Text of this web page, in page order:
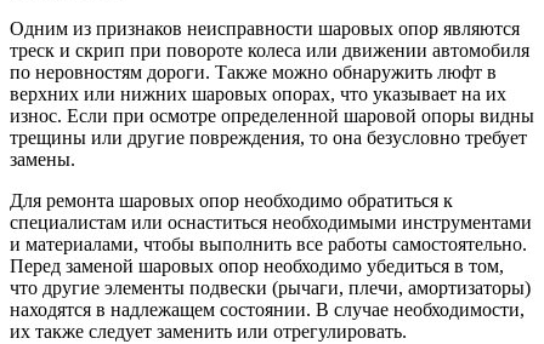
Одним из признаков неисправности шаровых опор являются
треск и скрип при повороте колеса или движении автомобиля
по неровностям дороги. Также можно обнаружить люфт в
верхних или нижних шаровых опорах, что указывает на их
износ. Если при осмотре определенной шаровой опоры видны
трещины или другие повреждения, то она безусловно требует
замены.
Для ремонта шаровых опор необходимо обратиться к
специалистам или оснаститься необходимыми инструментами
и материалами, чтобы выполнить все работы самостоятельно.
Перед заменой шаровых опор необходимо убедиться в том,
что другие элементы подвески (рычаги, плечи, амортизаторы)
находятся в надлежащем состоянии. В случае необходимости,
их также следует заменить или отрегулировать.